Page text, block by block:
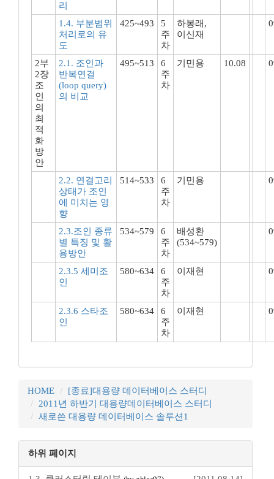
리
1.4. 부분범위
처리로의 유
도
425~493
5
주
차
하봉래,
이신재
2부
2장
조
인
의
최
적
화
방
안
2.1. 조인과
반복연결
(loop query)
의 비교
495~513
6
주
차
기민용 10.08
2.2. 연결고리
상태가 조인
에 미치는 영
향
514~533
6
주
차
기민용
2.3.조인 종류
별 특징 및 활
용방안
534~579
6
주
차
배성환
(534~579)
2.3.5 세미조
인
580~634
6
주
차
이재현
2.3.6 스타조
인
580~634
6
주
차
이재현
HOME
[종료]대용량 데이터베이스 스터디
2011년 하반기 대용량데이터베이스 스터디
새로쓴 대용량 데이터베이스 솔루션1
하위 페이지